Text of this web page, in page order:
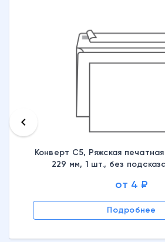
Конверт С5, Ряжская
229 мм, 1 шт., без
от 4 ₽
Подробнее
keyboard_arrow_left